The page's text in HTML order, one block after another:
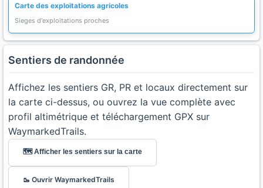
Carte des exploitations agricoles
Sieges d'exploitations proches
Sentiers de randonnée
Affichez les sentiers GR, PR et locaux directement sur
la carte ci-dessus, ou ouvrez la vue complète avec
profil altimétrique et téléchargement GPX sur
WaymarkedTrails.
🗺️ Afficher les sentiers sur la carte
🥾 Ouvrir WaymarkedTrails